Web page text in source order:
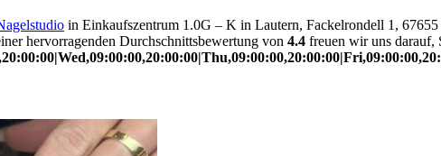
in Einkaufszentrum 1.0G – K in Lautern, Fackelrondell 1,
hervorragenden Durchschnittsbewertung von 4.4 freuen wir uns darauf,